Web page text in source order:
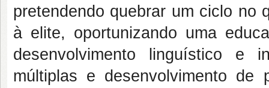
pretendendo quebrar um ciclo no
à elite, oportunizando uma
desenvolvimento linguístico e
múltiplas e desenvolvimento de